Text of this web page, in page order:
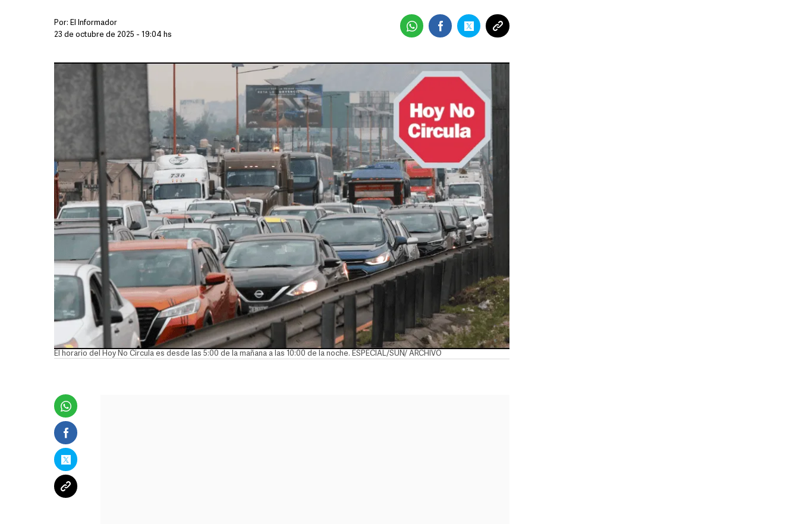
Por: El Informador
23 de octubre de 2025 - 19:04 hs
El horario del Hoy No Circula es desde las 5:00 de la mañana a las 10:00 de la noche. ESPECIAL/SUN/ ARCHIVO